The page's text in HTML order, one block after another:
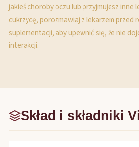
jakieś choroby oczu lub przyjmujesz inne
cukrzycę, porozmawiaj z lekarzem przed
suplementacji, aby upewnić się, że nie
interakcji.
Skład i składniki